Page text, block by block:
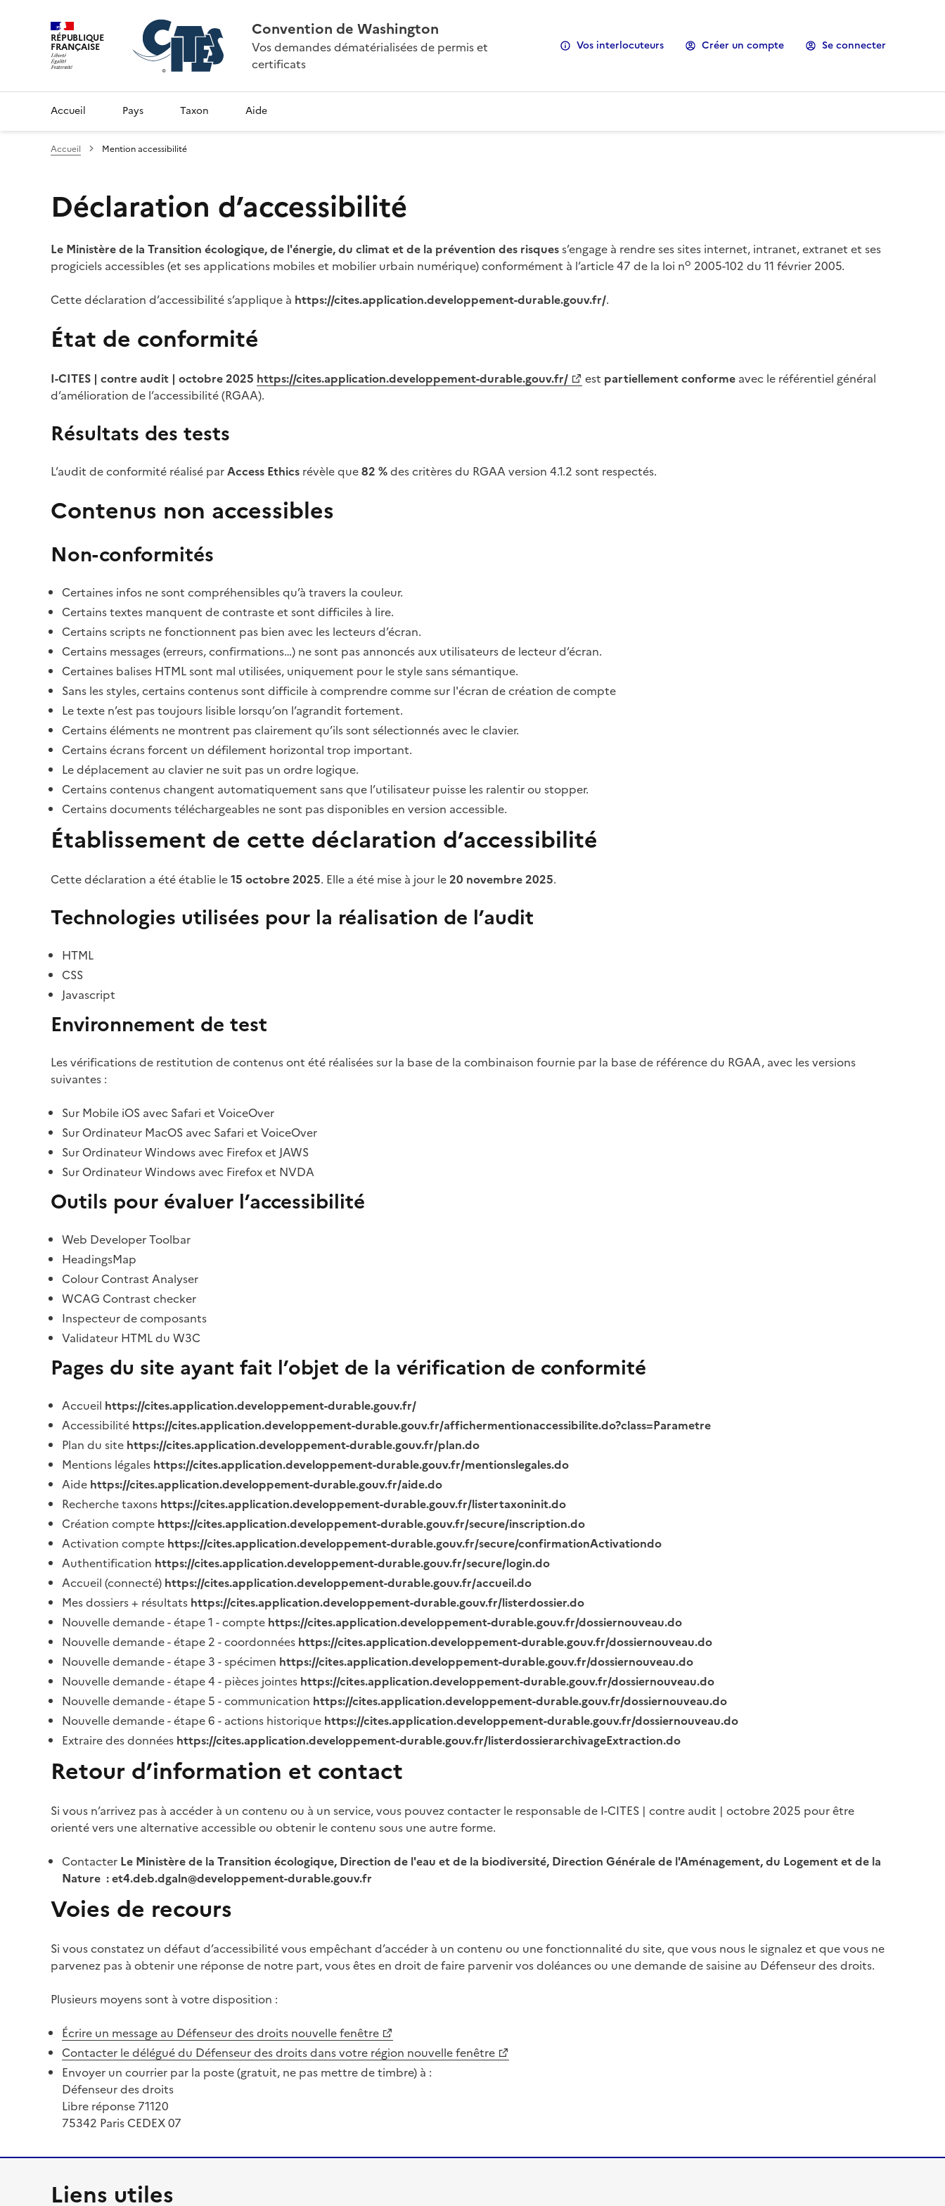
RÉPUBLIQUE
FRANÇAISE
Convention de Washington
Vos demandes dématérialisées de permis et
certificats
Vos interlocuteurs Créer un compte Se connecter
Accueil Pays Taxon Aide
Accueil Mention accessibilité
Déclaration d’accessibilité
Le Ministère de la Transition écologique, de l'énergie, du climat et de la prévention des risquess’engage à rendre ses sites internet, intranet, extranet et ses
progiciels accessibles (et ses applications mobiles et mobilier urbain numérique) conformément à l’article 47 de la loi no 2005-102 du 11 février 2005.
Cette déclaration d’accessibilité s’applique à https://cites.application.developpement-durable.gouv.fr/.
État de conformité
I-CITES | contre audit | octobre 2025 https://cites.application.developpement-durable.gouv.fr/ est partiellement conforme avec le référentiel général
d’amélioration de l’accessibilité (RGAA).
Résultats des tests
L’audit de conformité réalisé parAccess Ethics révèle que82 %des critères du RGAA version 4.1.2 sont respectés.
Contenus non accessibles
Non-conformités
Certaines infos ne sont compréhensibles qu’à travers la couleur.
Certains textes manquent de contraste et sont difficiles à lire.
Certains scripts ne fonctionnent pas bien avec les lecteurs d’écran.
Certains messages (erreurs, confirmations…) ne sont pas annoncés aux utilisateurs de lecteur d’écran.
Certaines balises HTML sont mal utilisées, uniquement pour le style sans sémantique.
Sans les styles, certains contenus sont difficile à comprendre comme sur l'écran de création de compte
Le texte n’est pas toujours lisible lorsqu’on l’agrandit fortement.
Certains éléments ne montrent pas clairement qu’ils sont sélectionnés avec le clavier.
Certains écrans forcent un défilement horizontal trop important.
Le déplacement au clavier ne suit pas un ordre logique.
Certains contenus changent automatiquement sans que l’utilisateur puisse les ralentir ou stopper.
Certains documents téléchargeables ne sont pas disponibles en version accessible.
Établissement de cette déclaration d’accessibilité
Cette déclaration a été établie le15 octobre 2025. Elle a été mise à jour le20 novembre 2025.
Technologies utilisées pour la réalisation de l’audit
HTML
CSS
Javascript
Environnement de test
Les vérifications de restitution de contenus ont été réalisées sur la base de la combinaison fournie par la base de référence du RGAA, avec les versions
suivantes :
Sur Mobile iOS avec Safari et VoiceOver
Sur Ordinateur MacOS avec Safari et VoiceOver
Sur Ordinateur Windows avec Firefox et JAWS
Sur Ordinateur Windows avec Firefox et NVDA
Outils pour évaluer l’accessibilité
Web Developer Toolbar
HeadingsMap
Colour Contrast Analyser
WCAG Contrast checker
Inspecteur de composants
Validateur HTML du W3C
Pages du site ayant fait l’objet de la vérification de conformité
Accueil https://cites.application.developpement-durable.gouv.fr/
Accessibilité https://cites.application.developpement-durable.gouv.fr/affichermentionaccessibilite.do?class=Parametre
Plan du site https://cites.application.developpement-durable.gouv.fr/plan.do
Mentions légales https://cites.application.developpement-durable.gouv.fr/mentionslegales.do
Aide https://cites.application.developpement-durable.gouv.fr/aide.do
Recherche taxons https://cites.application.developpement-durable.gouv.fr/listertaxoninit.do
Création compte https://cites.application.developpement-durable.gouv.fr/secure/inscription.do
Activation compte https://cites.application.developpement-durable.gouv.fr/secure/confirmationActivationdo
Authentification https://cites.application.developpement-durable.gouv.fr/secure/login.do
Accueil (connecté) https://cites.application.developpement-durable.gouv.fr/accueil.do
Mes dossiers + résultats https://cites.application.developpement-durable.gouv.fr/listerdossier.do
Nouvelle demande - étape 1 - compte https://cites.application.developpement-durable.gouv.fr/dossiernouveau.do
Nouvelle demande - étape 2 - coordonnées https://cites.application.developpement-durable.gouv.fr/dossiernouveau.do
Nouvelle demande - étape 3 - spécimen https://cites.application.developpement-durable.gouv.fr/dossiernouveau.do
Nouvelle demande - étape 4 - pièces jointes https://cites.application.developpement-durable.gouv.fr/dossiernouveau.do
Nouvelle demande - étape 5 - communication https://cites.application.developpement-durable.gouv.fr/dossiernouveau.do
Nouvelle demande - étape 6 - actions historique https://cites.application.developpement-durable.gouv.fr/dossiernouveau.do
Extraire des données https://cites.application.developpement-durable.gouv.fr/listerdossierarchivageExtraction.do
Retour d’information et contact
Si vous n’arrivez pas à accéder à un contenu ou à un service, vous pouvez contacter le responsable de I-CITES | contre audit | octobre 2025 pour être
orienté vers une alternative accessible ou obtenir le contenu sous une autre forme.
Contacter Le Ministère de la Transition écologique, Direction de l'eau et de la biodiversité, Direction Générale de l'Aménagement, du Logement et de la
Nature : et4.deb.dgaln@developpement-durable.gouv.fr
Voies de recours
Si vous constatez un défaut d’accessibilité vous empêchant d’accéder à un contenu ou une fonctionnalité du site, que vous nous le signalez et que vous ne
parvenez pas à obtenir une réponse de notre part, vous êtes en droit de faire parvenir vos doléances ou une demande de saisine au Défenseur des droits.
Plusieurs moyens sont à votre disposition :
Écrire un message au Défenseur des droits nouvelle fenêtre
Contacter le délégué du Défenseur des droits dans votre région nouvelle fenêtre
Envoyer un courrier par la poste (gratuit, ne pas mettre de timbre) à :
Défenseur des droits
Libre réponse 71120
75342 Paris CEDEX 07
Liens utiles